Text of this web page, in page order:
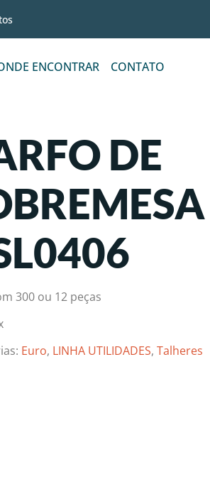
ENCONTRAR CONTATO
DE
300 ou 12 peças
Euro, LINHA UTILIDADES, Talheres